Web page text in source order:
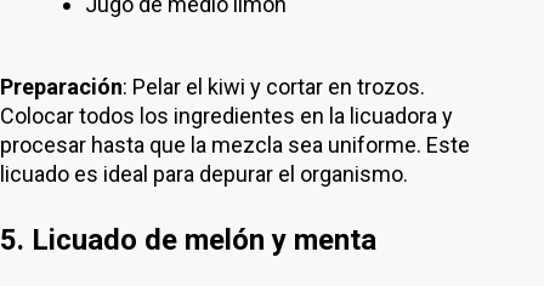
Preparación: Pelar el kiwi y cortar en trozos.
Colocar todos los ingredientes en la licuadora y
procesar hasta que la mezcla sea uniforme. Este
licuado es ideal para depurar el organismo.
5. Licuado de melón y menta